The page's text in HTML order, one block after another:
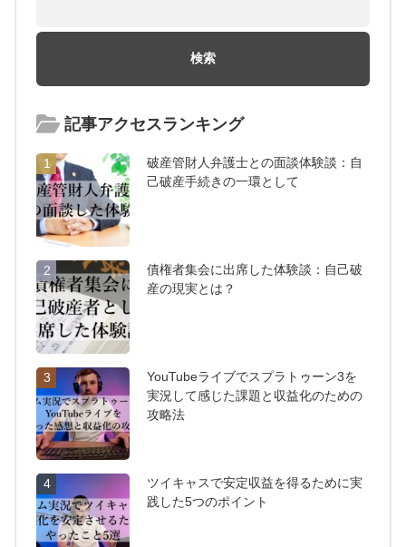
記事アクセスランキング
1
破産管財人弁護士との面談体験談：自
己破産手続きの一環として
2
債権者集会に出席した体験談：自己破
産の現実とは？
3
YouTubeライブでスプラトゥーン3を
実況して感じた課題と収益化のための
攻略法
4
ツイキャスで安定収益を得るために実
践した5つのポイント